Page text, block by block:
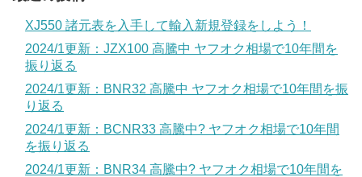
XJ550 諸元表を入手して輸入新規登録をしよう！
2024/1更新：JZX100 高騰中 ヤフオク相場で10年間を
振り返る
2024/1更新：BNR32 高騰中 ヤフオク相場で10年間を振
り返る
2024/1更新：BCNR33 高騰中? ヤフオク相場で10年間
を振り返る
2024/1更新：BNR34 高騰中? ヤフオク相場で10年間を